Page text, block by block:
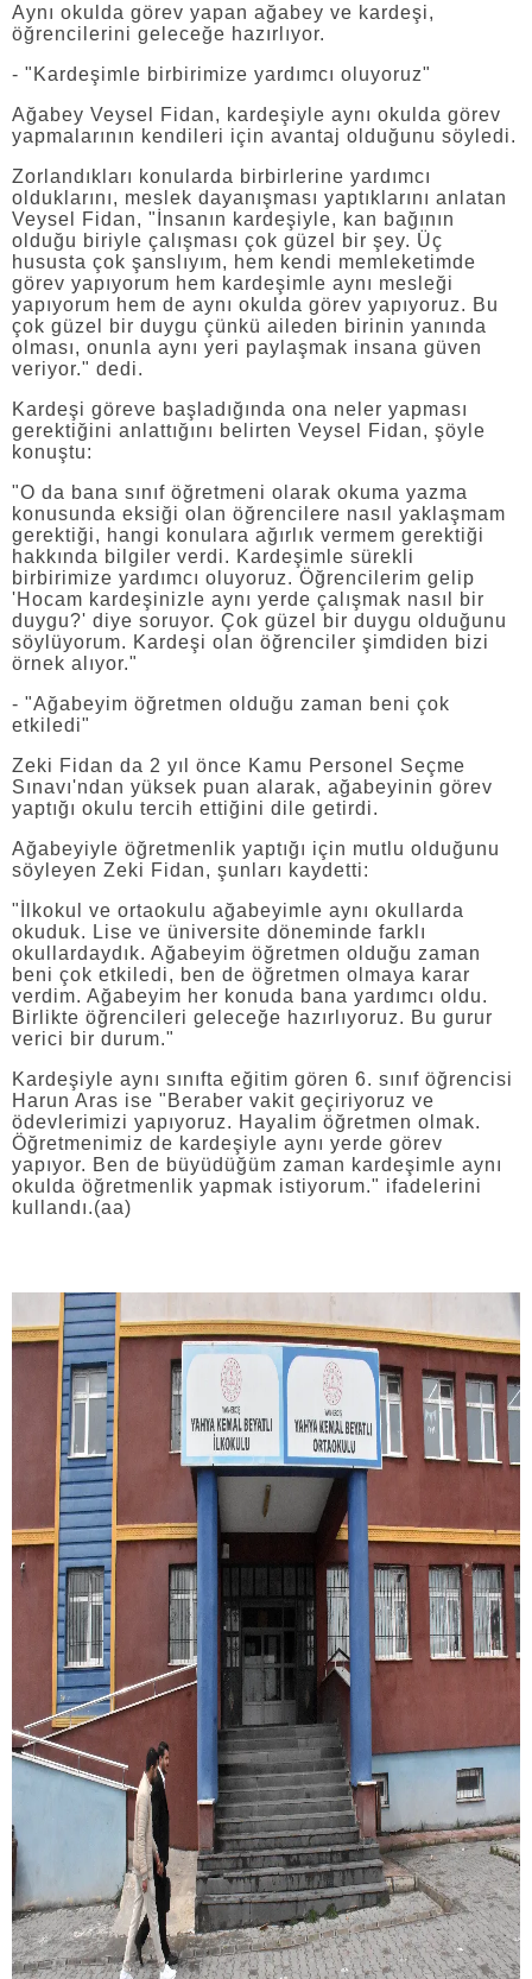
Aynı okulda görev yapan ağabey ve kardeşi,
öğrencilerini geleceğe hazırlıyor.
- "Kardeşimle birbirimize yardımcı oluyoruz"
Ağabey Veysel Fidan, kardeşiyle aynı okulda görev
yapmalarının kendileri için avantaj olduğunu söyledi.
Zorlandıkları konularda birbirlerine yardımcı
olduklarını, meslek dayanışması yaptıklarını anlatan
Veysel Fidan, "İnsanın kardeşiyle, kan bağının
olduğu biriyle çalışması çok güzel bir şey. Üç
hususta çok şanslıyım, hem kendi memleketimde
görev yapıyorum hem kardeşimle aynı mesleği
yapıyorum hem de aynı okulda görev yapıyoruz. Bu
çok güzel bir duygu çünkü aileden birinin yanında
olması, onunla aynı yeri paylaşmak insana güven
veriyor." dedi.
Kardeşi göreve başladığında ona neler yapması
gerektiğini anlattığını belirten Veysel Fidan, şöyle
konuştu:
"O da bana sınıf öğretmeni olarak okuma yazma
konusunda eksiği olan öğrencilere nasıl yaklaşmam
gerektiği, hangi konulara ağırlık vermem gerektiği
hakkında bilgiler verdi. Kardeşimle sürekli
birbirimize yardımcı oluyoruz. Öğrencilerim gelip
'Hocam kardeşinizle aynı yerde çalışmak nasıl bir
duygu?' diye soruyor. Çok güzel bir duygu olduğunu
söylüyorum. Kardeşi olan öğrenciler şimdiden bizi
örnek alıyor."
- "Ağabeyim öğretmen olduğu zaman beni çok
etkiledi"
Zeki Fidan da 2 yıl önce Kamu Personel Seçme
Sınavı'ndan yüksek puan alarak, ağabeyinin görev
yaptığı okulu tercih ettiğini dile getirdi.
Ağabeyiyle öğretmenlik yaptığı için mutlu olduğunu
söyleyen Zeki Fidan, şunları kaydetti:
"İlkokul ve ortaokulu ağabeyimle aynı okullarda
okuduk. Lise ve üniversite döneminde farklı
okullardaydık. Ağabeyim öğretmen olduğu zaman
beni çok etkiledi, ben de öğretmen olmaya karar
verdim. Ağabeyim her konuda bana yardımcı oldu.
Birlikte öğrencileri geleceğe hazırlıyoruz. Bu gurur
verici bir durum."
Kardeşiyle aynı sınıfta eğitim gören 6. sınıf öğrencisi
Harun Aras ise "Beraber vakit geçiriyoruz ve
ödevlerimizi yapıyoruz. Hayalim öğretmen olmak.
Öğretmenimiz de kardeşiyle aynı yerde görev
yapıyor. Ben de büyüdüğüm zaman kardeşimle aynı
okulda öğretmenlik yapmak istiyorum." ifadelerini
kullandı.(aa)